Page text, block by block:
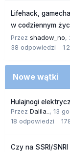
Lifehack,
w codziennym
Przez shadow_no,
38 odpowiedzi 1
Nowe wątki
Hulajnogi
Przez Dalila_ , 13
18 odpowiedzi
Czy na SSRI/